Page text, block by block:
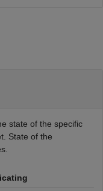
state of the specific
State of the